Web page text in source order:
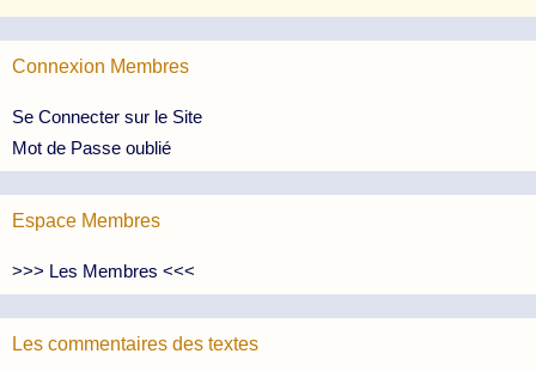
Connexion Membres
Se Connecter sur le Site
Mot de Passe oublié
Espace Membres
>>> Les Membres <<<
Les commentaires des textes